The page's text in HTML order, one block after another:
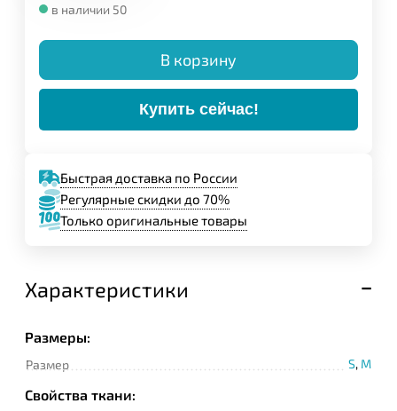
в наличии 50
В корзину
Купить сейчас!
Быстрая доставка по России
Регулярные скидки до 70%
Только оригинальные товары
Характеристики
Размеры:
Размер S, M
Свойства ткани: